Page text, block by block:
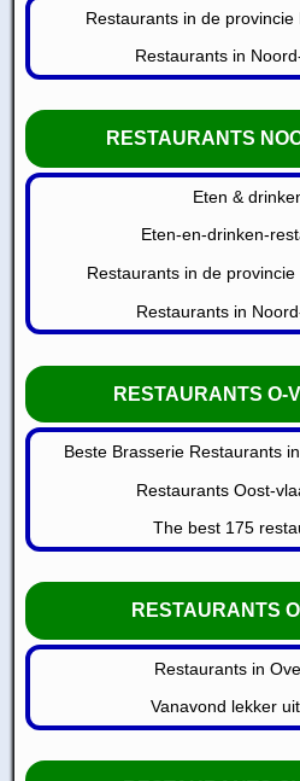
Restaurants in de
Restaurants in
RESTAURANTS
Eten &
Eten-en-drinken-
Restaurants in de
Restaurants in
RESTAURANTS O-
Beste Brasserie Restaurants
Restaurants Oost-
The best 175
RESTAURANTS
Restaurants in
Vanavond lekker